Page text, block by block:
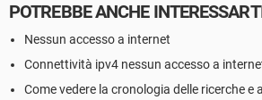
POTREBBE ANCHE
Nessun accesso a internet
Connettività ipv4 nessun accesso a
Come vedere la cronologia delle ricerche